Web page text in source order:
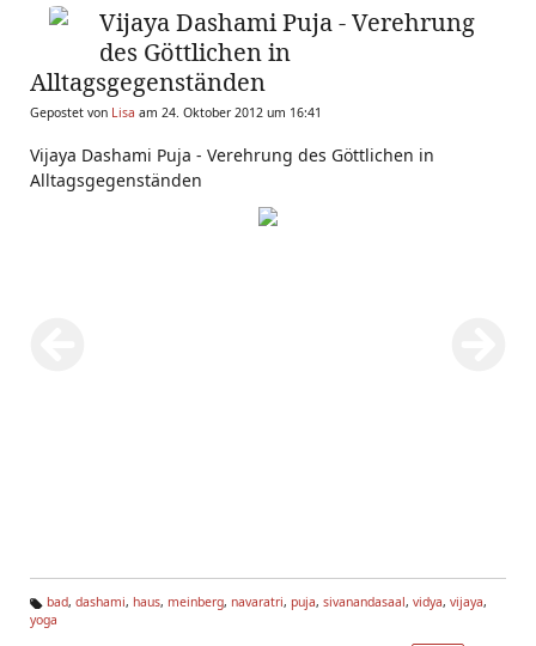
Vijaya Dashami Puja - Verehrung
des Göttlichen in
Alltagsgegenständen
Gepostet von Lisa am 24. Oktober 2012 um 16:41
Vijaya Dashami Puja - Verehrung des Göttlichen in
Alltagsgegenständen
Ta
bad, dashami, haus, meinberg, navaratri, puja, sivanandasaal, vidya, vijaya,
yoga